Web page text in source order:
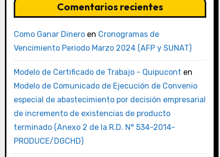
Comentarios recientes
Como Ganar Dineroen Cronogramas de
Vencimiento Periodo Marzo 2024 (AFP y SUNAT)
Modelo de Certificado de Trabajo - Quipucont en
Modelo de Comunicado de Ejecución de Convenio
especial de abastecimiento por decisión empresarial
de incremento de existencias de producto
terminado (Anexo 2 de la R.D. N° 534-2014-
PRODUCE/DGCHD)